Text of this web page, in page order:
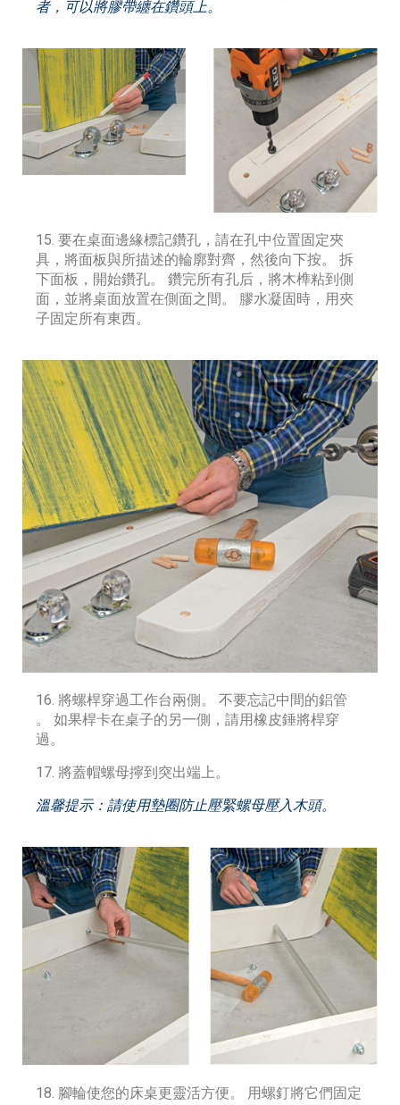
者，可以將膠帶纏在鑽頭上。
15. 要在桌面邊緣標記鑽孔，請在孔中位置固定夾
具，將面板與所描述的輪廓對齊，然後向下按。 拆
下面板，開始鑽孔。 鑽完所有孔后，將木榫粘到側
面，並將桌面放置在側面之間。 膠水凝固時，用夾
子固定所有東西。
16. 將螺桿穿過工作台兩側。 不要忘記中間的鋁管
。 如果桿卡在桌子的另一側，請用橡皮錘將桿穿
過。
17. 將蓋帽螺母擰到突出端上。
溫馨提示：請使用墊圈防止壓緊螺母壓入木頭。
18. 腳輪使您的床桌更靈活方便。 用螺釘將它們固定